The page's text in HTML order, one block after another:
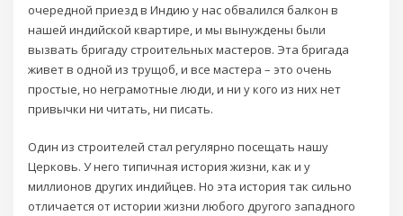
очередной приезд в Индию у нас обвалился балкон в
нашей индийской квартире, и мы вынуждены были
вызвать бригаду строительных мастеров. Эта бригада
живет в одной из трущоб, и все мастера – это очень
простые, но неграмотные люди, и ни у кого из них нет
привычки ни читать, ни писать.
Один из строителей стал регулярно посещать нашу
Церковь. У него типичная история жизни, как и у
миллионов других индийцев. Но эта история так сильно
отличается от истории жизни любого другого западного